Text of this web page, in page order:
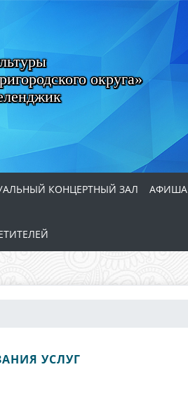
округа»
КОНЦЕРТНЫЙ ЗАЛ
АФИША
УСЛУГ